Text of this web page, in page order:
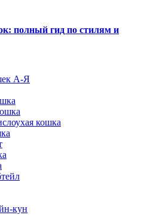
полный гид по стилям и
А-Я
кошка
кун